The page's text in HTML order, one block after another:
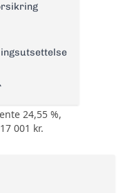
og
24,55 %,
001 kr.